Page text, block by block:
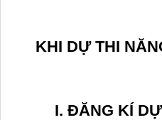
KHI DỰ THI
I. ĐĂNG KÍ